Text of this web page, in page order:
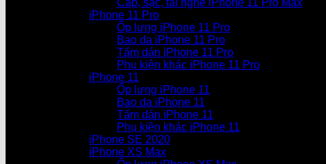
Cáp, sạc, tai nghe iPhone 11 Pro Max
iPhone 11 Pro
Ốp lưng iPhone 11 Pro
Bao da iPhone 11 Pro
Tấm dán iPhone 11 Pro
Phụ kiện khác iPhone 11 Pro
iPhone 11
Ốp lưng iPhone 11
Bao da iPhone 11
Tấm dán iPhone 11
Phụ kiện khác iPhone 11
iPhone SE 2020
iPhone XS Max